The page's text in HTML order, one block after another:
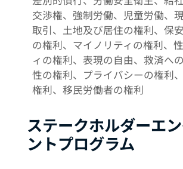
交渉権、強制労働、児童労働、
取引、土地及び居住の権利、保
の権利、マイノリティの権利、
ィの権利、表現の自由、救済へ
性の権利、プライバシーの権利
権利、移民労働者の権利
ステークホルダーエ
ントプログラム